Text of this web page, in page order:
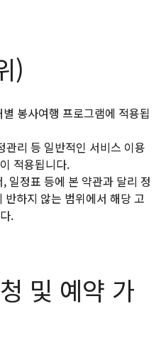
)
봉사여행 프로그램에 적용됩
리 등 일반적인 서비스 이용
적용됩니다.
정표 등에 본 약관과 달리 정
하지 않는 범위에서 해당 고
.
및 예약 가